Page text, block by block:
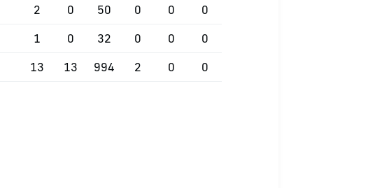
2 0 50 0 0 0
1 0 32 0 0 0
13 13 994 2 0 0